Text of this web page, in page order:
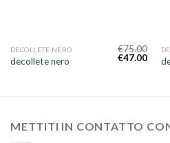
DECOLLETE NERO
decollete nero
€75.00
€47.00
METTITI IN CONTATTO